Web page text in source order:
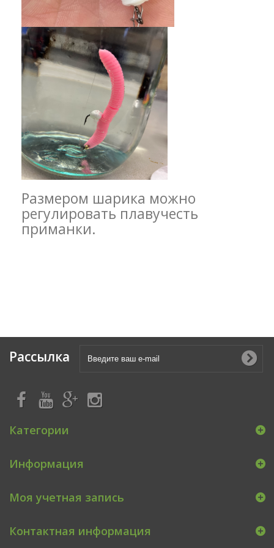
Размером шарика можно
регулировать плавучесть
приманки.
Рассылка
Категории
Информация
Моя учетная запись
Контактная информация